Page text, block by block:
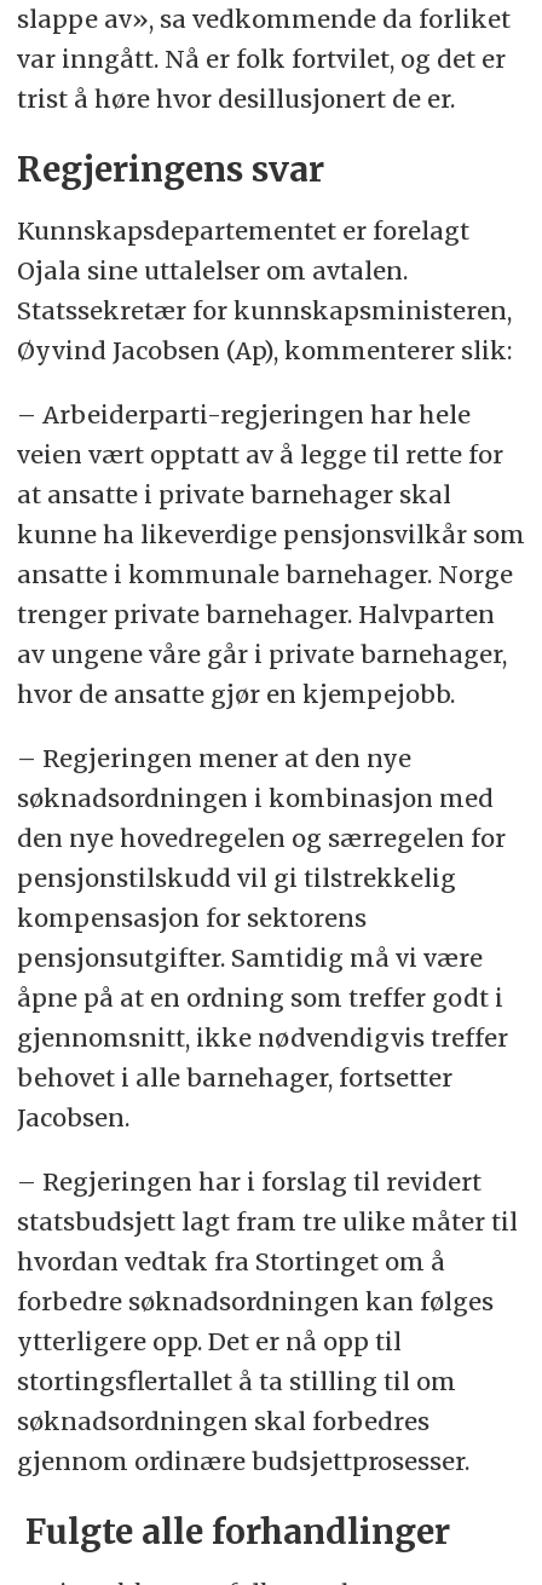
slappe av», sa vedkommende da forliket
var inngått. Nå er folk fortvilet, og det er
trist å høre hvor desillusjonert de er.
Regjeringens svar
Kunnskapsdepartementet er forelagt
Ojala sine uttalelser om avtalen.
Statssekretær for kunnskapsministeren,
Øyvind Jacobsen (Ap), kommenterer slik:
– Arbeiderparti-regjeringen har hele
veien vært opptatt av å legge til rette for
at ansatte i private barnehager skal
kunne ha likeverdige pensjonsvilkår som
ansatte i kommunale barnehager. Norge
trenger private barnehager. Halvparten
av ungene våre går i private barnehager,
hvor de ansatte gjør en kjempejobb.
– Regjeringen mener at den nye
søknadsordningen i kombinasjon med
den nye hovedregelen og særregelen for
pensjonstilskudd vil gi tilstrekkelig
kompensasjon for sektorens
pensjonsutgifter. Samtidig må vi være
åpne på at en ordning som treffer godt i
gjennomsnitt, ikke nødvendigvis treffer
behovet i alle barnehager, fortsetter
Jacobsen.
– Regjeringen har i forslag til revidert
statsbudsjett lagt fram tre ulike måter til
hvordan vedtak fra Stortinget om å
forbedre søknadsordningen kan følges
ytterligere opp. Det er nå opp til
stortingsflertallet å ta stilling til om
søknadsordningen skal forbedres
gjennom ordinære budsjettprosesser.
Fulgte alle forhandlinger